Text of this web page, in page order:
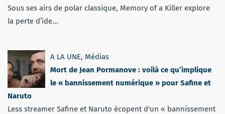
Sous ses airs de polar classique, Memory of a Killer explore
la perte d’ide...
A LA UNE, Médias
Mort de Jean Pormanove : voilà ce qu’implique
le « bannissement numérique » pour Safine et
Naruto
Less streamer Safine et Naruto écopent d'un « bannissement